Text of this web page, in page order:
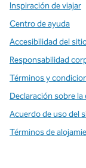
Inspiración de viajar
Centro de ayuda
Accesibilidad del
Responsabilidad
Términos y
Declaración sobre
Acuerdo de uso del
Términos de